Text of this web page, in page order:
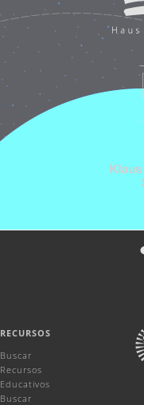
RECURSOS
Buscar
Recursos
Educativos
Buscar